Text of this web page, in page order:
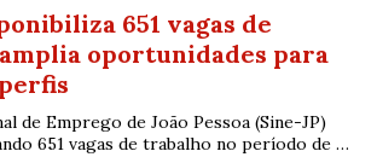
651 vagas de
oportunidades para
de Emprego de João Pessoa (Sine-JP)
651 vagas de trabalho no período de 8